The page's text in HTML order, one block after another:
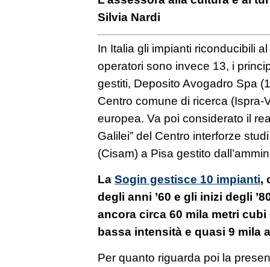
Silvia Nardi
In Italia gli impianti riconducibili
operatori sono invece 13, i
gestiti, Deposito Avogadro Spa
Centro comune di ricerca (Ispra-
europea. Va poi considerato il
Galilei” del Centro interforze
(Cisam) a Pisa gestito
La Sogin gestisce 10 impianti,
degli anni ’60 e gli inizi degli
ancora circa 60 mila metri
bassa intensità e quasi 9 mila
Per quanto riguarda poi la